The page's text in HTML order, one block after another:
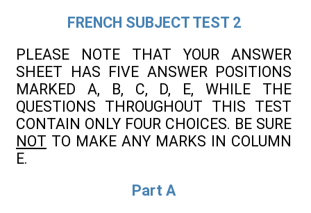
FRENCH SUBJECT TEST 2
PLEASE NOTE THAT YOUR ANSWER
SHEET HAS FIVE ANSWER POSITIONS
MARKED A, B, C, D, E, WHILE THE
QUESTIONS THROUGHOUT THIS TEST
CONTAIN ONLY FOUR CHOICES. BE SURE
NOT TO MAKE ANY MARKS IN COLUMN
E.
Part A